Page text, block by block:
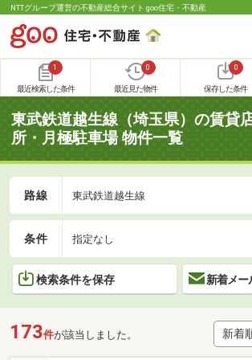
NTTグループ運営の不動産総合サイト goo住宅・不動産
1
最近検索した条件
0
最近見た物件
0
保存した条件
東武鉄道越生線（埼玉県）の賃貸
所・月極駐車場 物件一覧
路線 東武鉄道越生線
条件 指定なし
検索条件を保存 新着メー
173件が該当しました。